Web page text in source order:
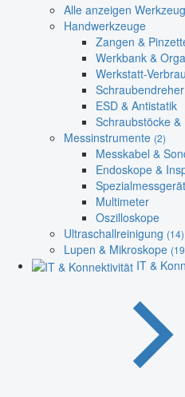
Alle anzeigen
Handwerkzeuge
Zangen &
Werkbank &
Werkstatt-
ESD & Antistatik
Schraubstöcke
Messinstrumente (2)
Messkabel &
Endoskope &
Multimeter
Oszilloskope
Ultraschallreinigung (14)
Lupen & Mikroskope
IT &